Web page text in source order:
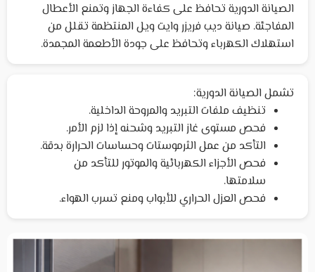
الصيانة الدورية تحافظ على كفاءة الجهاز وتمنع الأعطال
المفاجئة. صيانة ديب فريزر وايت ويل المنتظمة تقلل من
استهلاك الكهرباء وتحافظ على جودة الأطعمة المجمدة.
تشمل الصيانة الدورية:
تنظيف ملفات التبريد والمروحة الداخلية.
فحص مستوى غاز التبريد وشحنه إذا لزم الأمر.
التأكد من عمل الثرموستات وحساسات الحرارة بدقة.
فحص الأجزاء الكهربائية والموتور للتأكد من
سلامتها.
فحص العزل الحراري للأبواب ومنع تسرب الهواء.